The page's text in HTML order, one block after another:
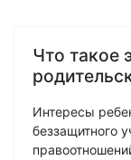
Что такое
Интересы
беззащитного